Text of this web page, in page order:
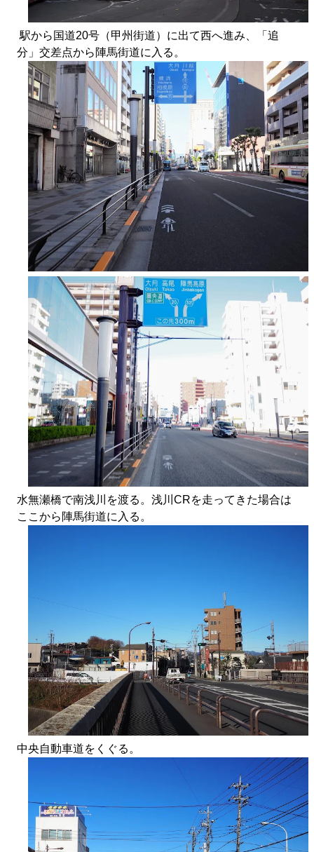
駅から国道20号（甲州街道）に出て西へ進み、「追
分」交差点から陣馬街道に入る。
水無瀬橋で南浅川を渡る。浅川CRを走ってきた場合は
ここから陣馬街道に入る。
中央自動車道をくぐる。